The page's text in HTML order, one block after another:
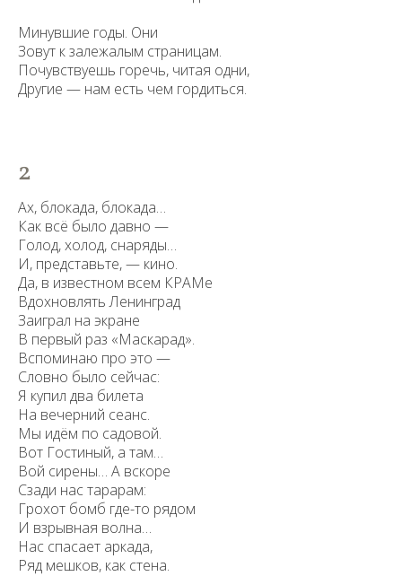
Минувшие годы. Они
Зовут к залежалым страницам.
Почувствуешь горечь, читая одни,
Другие — нам есть чем гордиться.
2
Ах, блокада, блокада…
Как всё было давно —
Голод, холод, снаряды…
И, представьте, — кино.
Да, в известном всем КРАМе
Вдохновлять Ленинград
Заиграл на экране
В первый раз «Маскарад».
Вспоминаю про это —
Словно было сейчас:
Я купил два билета
На вечерний сеанс.
Мы идём по садовой.
Вот Гостиный, а там…
Вой сирены… А вскоре
Сзади нас тарарам:
Грохот бомб где-то рядом
И взрывная волна…
Нас спасает аркада,
Ряд мешков, как стена.